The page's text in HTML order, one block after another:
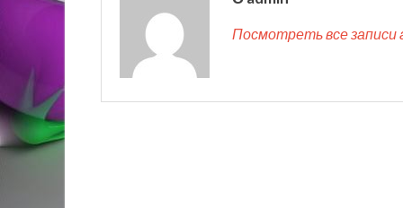
Посмотреть все записи